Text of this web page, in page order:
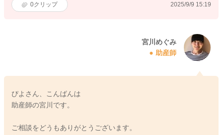
0クリップ 2025/9/9 15:19
宮川めぐみ
助産師
ぴよさん、こんばんは
助産師の宮川です。
ご相談をどうもありがとうございます。